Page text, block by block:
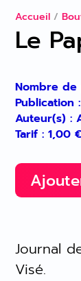
Accueil /
Le
Nombre de
Publication
Auteur(s) :
Tarif :1,00
Journal
Visé.